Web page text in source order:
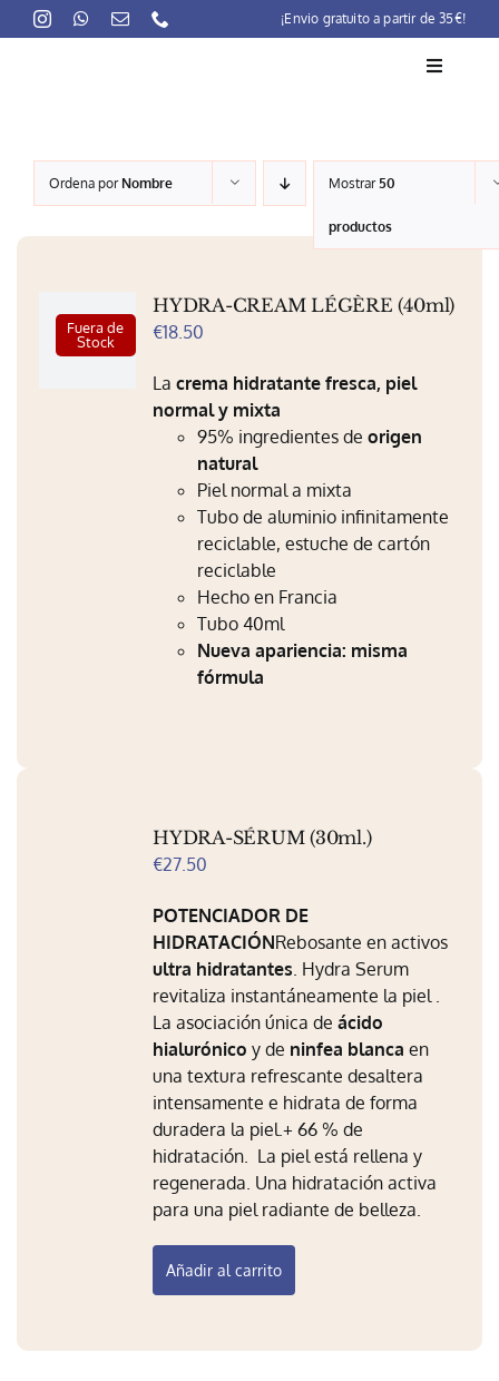
to
¡Envio gratuito a partir de 35€!
Toggle
La marca
Lait-Crème Concentré
Productos
Puntos venta
Contacto
Mi Perfil
Carrito
Ordena por Nombre Mostrar50
productos
Fuera de
Stock
HYDRA-CREAM LÉGÈRE (40ml)
€18.50
La crema hidratante fresca, piel
normal y mixta
95% ingredientes deorigen
natural
Piel normal a mixta
Tubo de aluminio infinitamente
reciclable, estuche de cartón
reciclable
Hecho en Francia
Tubo 40ml
Nueva apariencia: misma
fórmula
HYDRA-SÉRUM (30ml.)
€27.50
POTENCIADOR DE
HIDRATACIÓNRebosante en activos
ultra hidratantes. Hydra Serum
revitaliza instantáneamente la piel .
La asociación única deácido
hialurónico y de ninfea blanca en
una textura refrescante desaltera
intensamente e hidrata de forma
duradera la piel.+ 66 % de
hidratación. La piel está rellena y
regenerada. Una hidratación activa
para una piel radiante de belleza.
Añadir al carrito